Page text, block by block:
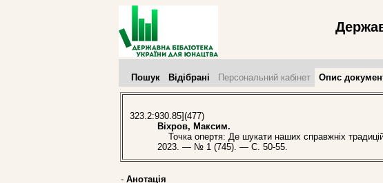
Пошук Відібрані Персональний кабінет Опис
323.2:930.85](477)
Віхров, Максим.
Точка опертя: Де шукати наших справжніх
2023. — № 1 (745). — С. 50-55.
- Анотація